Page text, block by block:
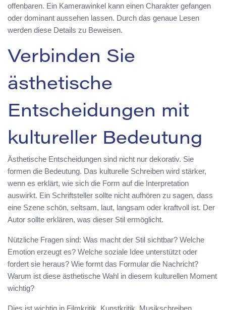
offenbaren. Ein Kamerawinkel kann einen Charakter gefangen
oder dominant aussehen lassen. Durch das genaue Lesen
werden diese Details zu Beweisen.
Verbinden Sie
ästhetische
Entscheidungen mit
kultureller Bedeutung
Ästhetische Entscheidungen sind nicht nur dekorativ. Sie
formen die Bedeutung. Das kulturelle Schreiben wird stärker,
wenn es erklärt, wie sich die Form auf die Interpretation
auswirkt. Ein Schriftsteller sollte nicht aufhören zu sagen, dass
eine Szene schön, seltsam, laut, langsam oder kraftvoll ist. Der
Autor sollte erklären, was dieser Stil ermöglicht.
Nützliche Fragen sind: Was macht der Stil sichtbar? Welche
Emotion erzeugt es? Welche soziale Idee unterstützt oder
fordert sie heraus? Wie formt das Formular die Nachricht?
Warum ist diese ästhetische Wahl in diesem kulturellen Moment
wichtig?
Dies ist wichtig in Filmkritik, Kunstkritik, Musikschreiben,